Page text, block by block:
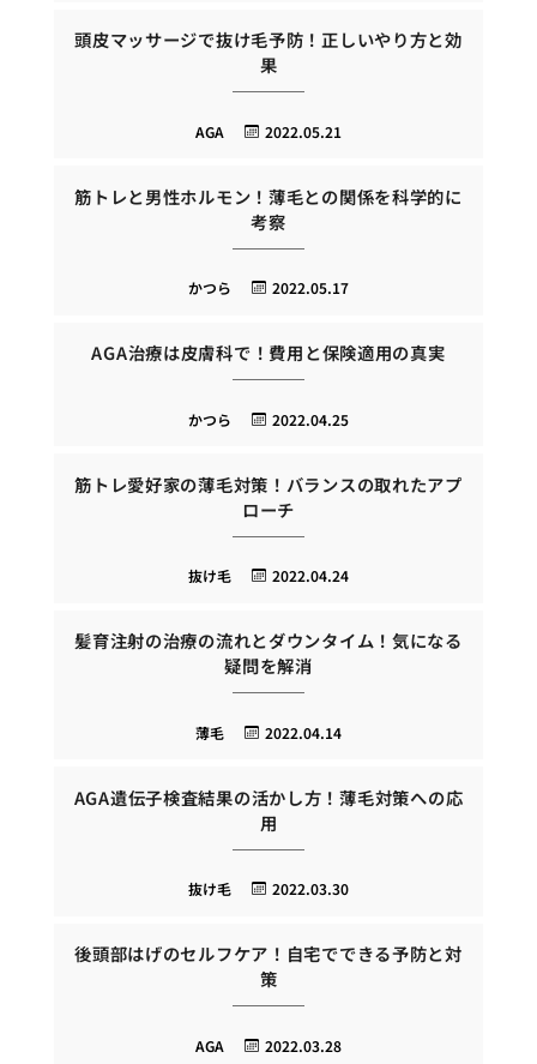
頭皮マッサージで抜け毛予防！正しいやり方と効
果
2022.05.21
AGA
筋トレと男性ホルモン！薄毛との関係を科学的に
考察
2022.05.17
かつら
AGA治療は皮膚科で！費用と保険適用の真実
2022.04.25
かつら
筋トレ愛好家の薄毛対策！バランスの取れたアプ
ローチ
2022.04.24
抜け毛
髪育注射の治療の流れとダウンタイム！気になる
疑問を解消
2022.04.14
薄毛
AGA遺伝子検査結果の活かし方！薄毛対策への応
用
2022.03.30
抜け毛
後頭部はげのセルフケア！自宅でできる予防と対
策
2022.03.28
AGA